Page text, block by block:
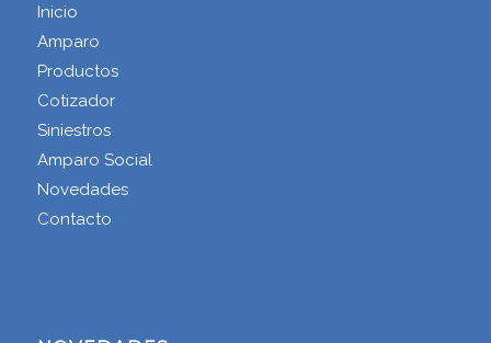
Inicio
Amparo
Productos
Cotizador
Siniestros
Amparo Social
Novedades
Contacto